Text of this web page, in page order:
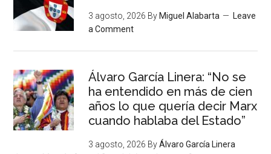
3 agosto, 2026 By Miguel Alabarta
Leave
a Comment
Álvaro García Linera: “No se
ha entendido en más de cien
años lo que quería decir Marx
cuando hablaba del Estado”
3 agosto, 2026 ByÁlvaro García Linera